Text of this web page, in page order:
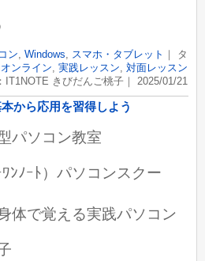
ン, Windows, スマホ・タブレット ｜ タ
オンライン, 実践レッスン, 対面レッスン
IT1NOTE きびだんご桃子｜ 2025/01/21
から応用を習得しよう
パソコン教室
ﾝﾉｰﾄ）パソコンスクー
で覚える実践パソコン